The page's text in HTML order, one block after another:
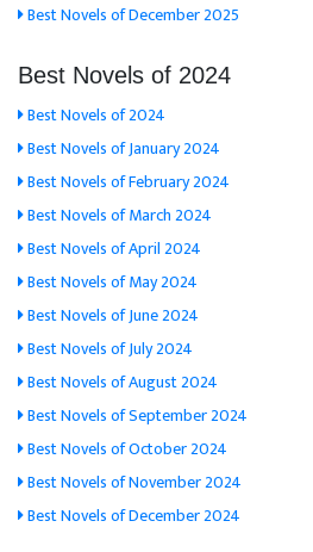
Best Novels of December 2025
Best Novels of 2024
Best Novels of 2024
Best Novels of January 2024
Best Novels of February 2024
Best Novels of March 2024
Best Novels of April 2024
Best Novels of May 2024
Best Novels of June 2024
Best Novels of July 2024
Best Novels of August 2024
Best Novels of September 2024
Best Novels of October 2024
Best Novels of November 2024
Best Novels of December 2024